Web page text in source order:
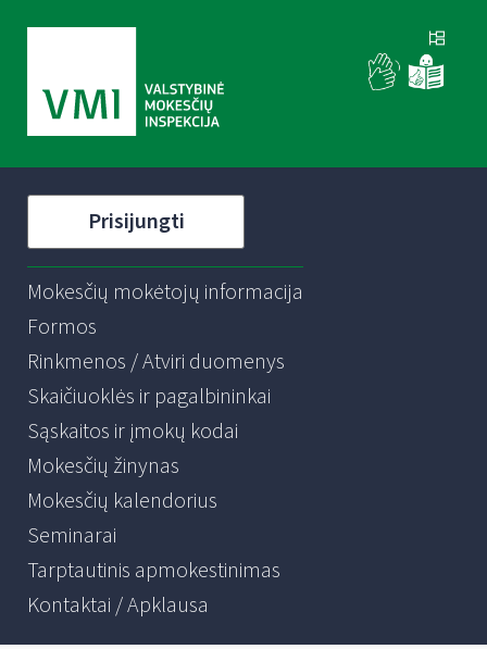
Prisijungti
Mokesčių mokėtojų informacija
Formos
Rinkmenos / Atviri duomenys
Skaičiuoklės ir pagalbininkai
Sąskaitos ir įmokų kodai
Mokesčių žinynas
Mokesčių kalendorius
Seminarai
Tarptautinis apmokestinimas
Kontaktai / Apklausa